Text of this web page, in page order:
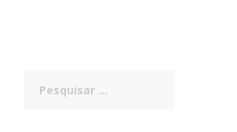
por: